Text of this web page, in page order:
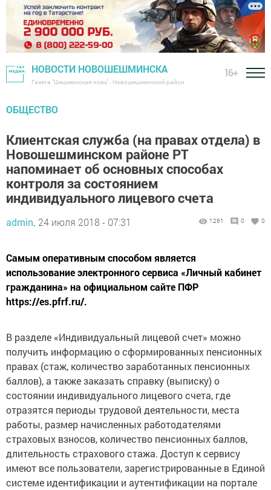
НОВОСТИ НОВОШЕШМИНСКА
Газета "Шешминская новь" - Новошешминский район
16+
ОБЩЕСТВО
Клиентская служба (на правах отдела) в
Новошешминском районе РТ
напоминает об основных способах
контроля за состоянием
индивидуального лицевого счета
admin, 24 июля 2018 - 07:31 1261 0 0
Самым оперативным способом является
использование электронного сервиса «Личный кабинет
гражданина» на официальном сайте ПФР
https://es.pfrf.ru/.
В разделе «Индивидуальный лицевой счет» можно
получить информацию о сформированных пенсионных
правах (стаж, количество заработанных пенсионных
баллов), а также заказать справку (выписку) о
состоянии индивидуального лицевого счета, где
отразятся периоды трудовой деятельности, места
работы, размер начисленных работодателями
страховых взносов, количество пенсионных баллов,
длительность страхового стажа. Доступ к сервису
имеют все пользователи, зарегистрированные в Единой
системе идентификации и аутентификации на портале